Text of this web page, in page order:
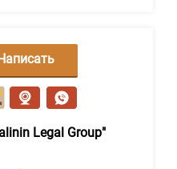
Legal Group"